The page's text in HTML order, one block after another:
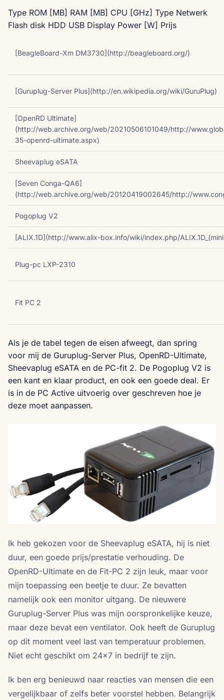
Type ROM [MB] RAM [MB] CPU [GHz] Type Netwerk
Flash disk HDD USB Display Power [W] Prijs
[BeagleBoard-Xm DM3730](http://beagleboard.org/)
[Guruplug-Server Plus](http://en.wikipedia.org/wiki/GuruPlug)
[OpenRD Ultimate]
(http://web.archive.org/web/20210506101049/http://
35-openrd-ultimate.aspx)
Sheevaplug eSATA
[Seven Conga-QA6]
(http://web.archive.org/web/20120419002645/http://
Pogoplug V2
[ALIX.1D](http://www.alix-box.info/wiki/index.php/
Plug-pc LXP-2310
Fit PC 2
Als je de tabel tegen de eisen afweegt, dan spring
voor mij de Guruplug-Server Plus, OpenRD-Ultimate,
Sheevaplug eSATA en de PC-fit 2. De Pogoplug V2 is
een kant en klaar product, en ook een goede deal. Er
is in de PC Active uitvoerig over geschreven hoe je
deze moet aanpassen.
Ik heb gekozen voor de Sheevaplug eSATA, hij is niet
duur, een goede prijs/prestatie verhouding. De
OpenRD-Ultimate en de Fit-PC 2 zijn leuk, maar voor
mijn toepassing een beetje te duur. Ze bevatten
namelijk ook een monitor uitgang. De nieuwere
Guruplug-Server Plus was mijn oorspronkelijke keuze,
maar deze bevat een ventilator. Ook heeft de Guruplug
op dit moment veel last van temperatuur problemen.
Niet echt geschikt om 24×7 in bedrijf te zijn.
Ik ben erg benieuwd naar reacties van mensen die een
vergelijkbaar of zelfs beter voorstel hebben. Belangrijk